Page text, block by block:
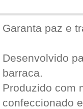
Garanta paz e
Desenvolvido
barraca.
Produzido com
confeccionado